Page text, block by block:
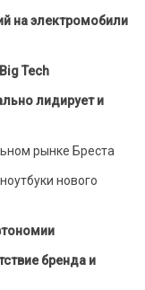
на электромобили
Tech
лидирует и
рынке Бреста
нового
бренда и